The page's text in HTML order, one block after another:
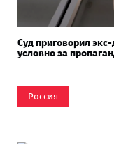
Суд приговорил
условно за
Россия